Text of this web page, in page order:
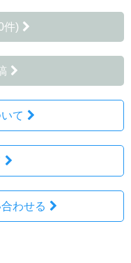
件)
て
わせる